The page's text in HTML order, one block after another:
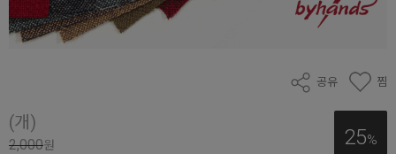
공유 찜
(개)
25%
2,000원